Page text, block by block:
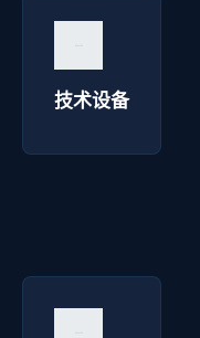
技术设备
询价咨询 →